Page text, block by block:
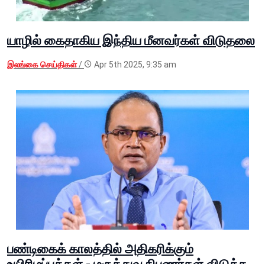
யாழில் கைதாகிய இந்திய மீனவர்கள் விடுதலை
இலங்கை செய்திகள்/ Apr 5th 2025, 9:35 am
பண்டிகைக் காலத்தில் அதிகரிக்கும்